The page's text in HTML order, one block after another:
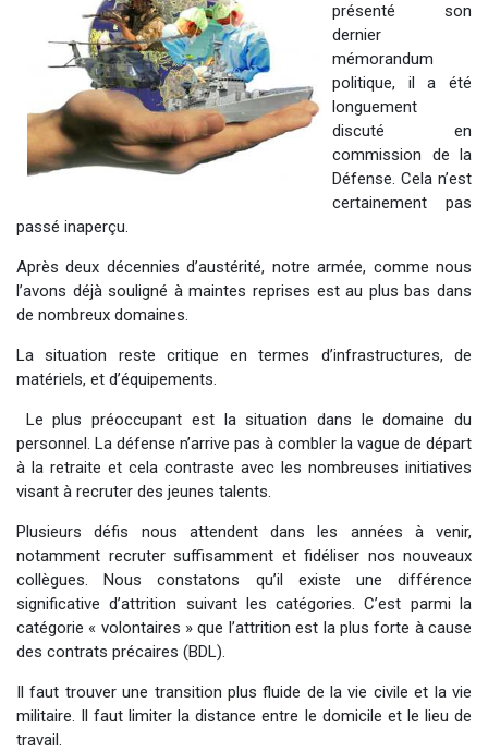
présenté son
dernier
mémorandum
politique, il a été
longuement
discuté en
commission de la
Défense. Cela n’est
certainement pas
passé inaperçu.
Après deux décennies d’austérité, notre armée, comme nous
l’avons déjà souligné à maintes reprises est au plus bas dans
de nombreux domaines.
La situation reste critique en termes d’infrastructures, de
matériels, et d’équipements.
Le plus préoccupant est la situation dans le domaine du
personnel. La défense n’arrive pas à combler la vague de départ
à la retraite et cela contraste avec les nombreuses initiatives
visant à recruter des jeunes talents.
Plusieurs défis nous attendent dans les années à venir,
notamment recruter suffisamment et fidéliser nos nouveaux
collègues. Nous constatons qu’il existe une différence
significative d’attrition suivant les catégories. C’est parmi la
catégorie « volontaires » que l’attrition est la plus forte à cause
des contrats précaires (BDL).
Il faut trouver une transition plus fluide de la vie civile et la vie
militaire. Il faut limiter la distance entre le domicile et le lieu de
travail.